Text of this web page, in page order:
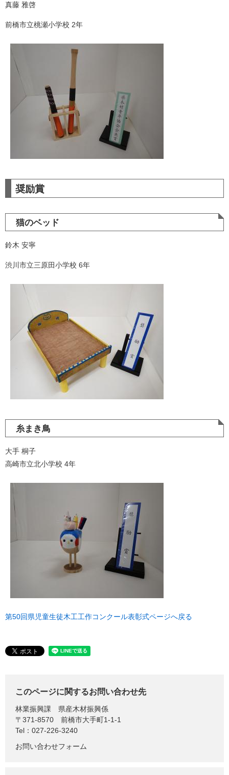
真藤 雅啓
前橋市立桃瀬小学校 2年
奨励賞
猫のベッド
鈴木 安寧
渋川市立三原田小学校 6年
糸まき鳥
大手 桐子
高崎市立北小学校 4年
第50回県児童生徒木工工作コンクール表彰式ページへ戻る
このページに関するお問い合わせ先
林業振興課
県産木材振興係
〒371-8570
前橋市大手町1-1-1
Tel：027-226-3240
お問い合わせフォーム